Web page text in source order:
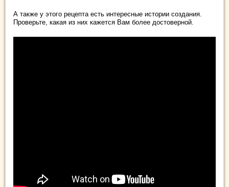
А также у этого рецепта есть интересные истории создания.
Проверьте, какая из них кажется Вам более достоверной.